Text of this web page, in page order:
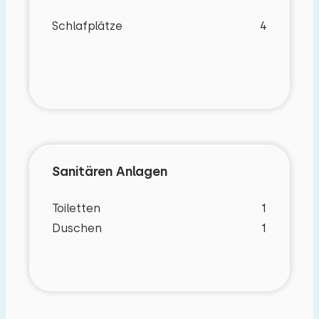
Schlafplätze 4
Sanitären Anlagen
Toiletten
1
Duschen
1